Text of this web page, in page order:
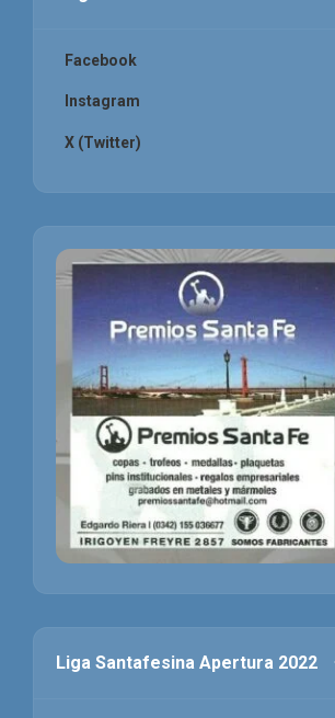
Facebook
Instagram
X (Twitter)
Liga Santafesina Apertura 2022